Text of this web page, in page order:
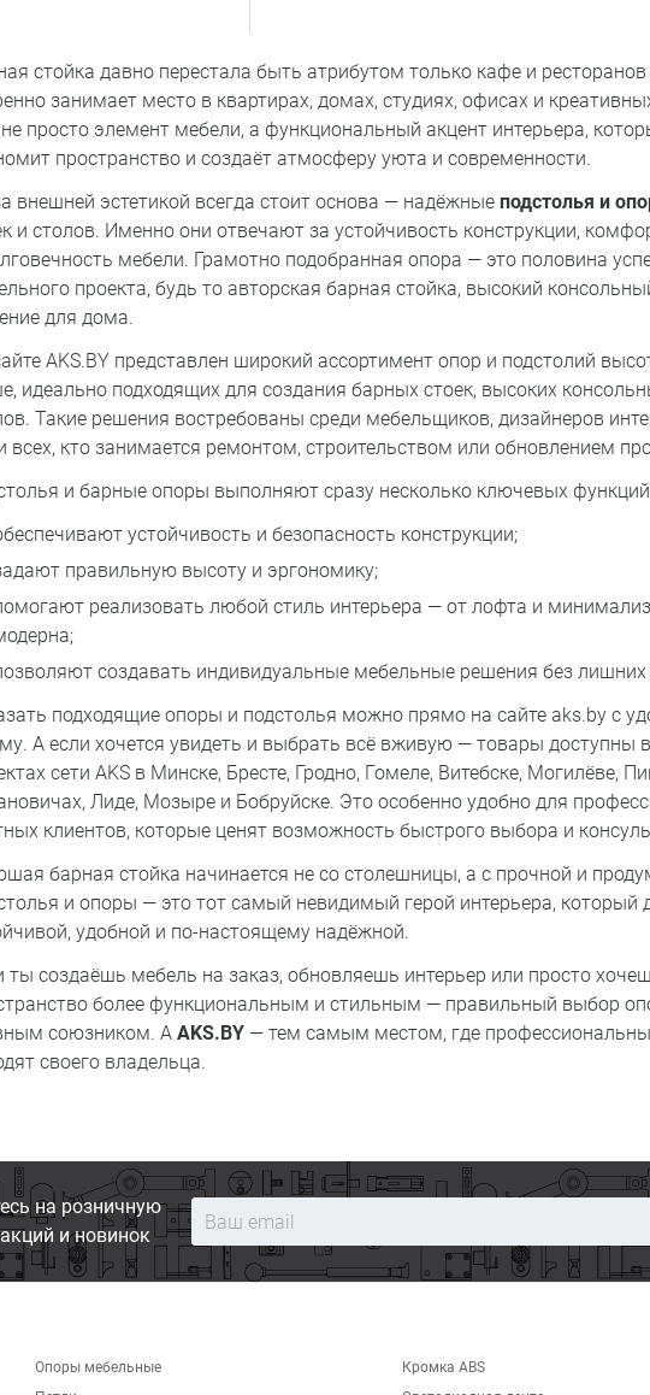
стойка давно перестала быть атрибутом только кафе и
занимает место в квартирах, домах, студиях, офисах и
просто элемент мебели, а функциональный акцент интерьера,
пространство и создаёт атмосферу уюта и современности.
внешней эстетикой всегда стоит основа — надёжные подстолья и
и столов. Именно они отвечают за устойчивость конструкции,
мебели. Грамотно подобранная опора — это половина
проекта, будь то авторская барная стойка, высокий
для дома.
AKS.BY представлен широкий ассортимент опор и подстолий
идеально подходящих для создания барных стоек, высоких
Такие решения востребованы среди мебельщиков, дизайнеров
всех, кто занимается ремонтом, строительством или обновлением
и барные опоры выполняют сразу несколько ключевых
устойчивость и безопасность конструкции;
правильную высоту и эргономику;
реализовать любой стиль интерьера — от лофта и
создавать индивидуальные мебельные решения без лишних
подходящие опоры и подстолья можно прямо на сайте aks.by с
А если хочется увидеть и выбрать всё вживую — товары доступны
сети AKS в Минске, Бресте, Гродно, Гомеле, Витебске, Могилёве,
Лиде, Мозыре и Бобруйске. Это особенно удобно для
клиентов, которые ценят возможность быстрого выбора и
барная стойка начинается не со столешницы, а с прочной и
и опоры — это тот самый невидимый герой интерьера, который
удобной и по-настоящему надёжной.
ты создаёшь мебель на заказ, обновляешь интерьер или просто
более функциональным и стильным — правильный выбор
союзником. А AKS.BY — тем самым местом, где
своего владельца.
на розничную
и новинок
Опоры мебельные
Кромка ABS